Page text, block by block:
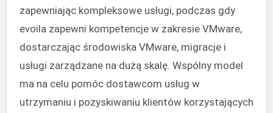
zapewniając kompleksowe usługi, podczas gdy
evoila zapewni kompetencje w zakresie VMware,
dostarczając środowiska VMware, migracje i
usługi zarządzane na dużą skalę. Wspólny model
ma na celu pomóc dostawcom usług w
utrzymaniu i pozyskiwaniu klientów korzystających